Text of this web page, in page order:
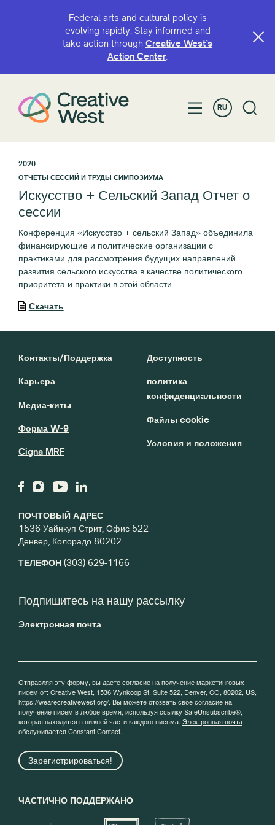
Federal arts and cultural policy is
evolving rapidly. Stay informed and
take action through Creative West’s
Action Center.
RU
2020
ОТЧЕТЫ СЕССИЙ И ТРУДЫ СИМПОЗИУМА
Искусство + Сельский Запад Отчет о
сессии
Конференция «Искусство + сельский Запад» объединила
финансирующие и политические организации с
практиками для рассмотрения будущих направлений
развития сельского искусства в качестве политического
приоритета и практики в этой области.
Скачать
ПОЧТОВЫЙ АДРЕС
1536 Уайнкуп Стрит, Офис 522
Денвер, Колорадо 80202
ТЕЛЕФОН (303) 629-1166
Контакты/Поддержка
Карьера
Медиа-киты
Форма W-9
Cigna MRF
Доступность
политика
конфиденциальности
Файлы cookie
Условия и положения
Подпишитесь на нашу рассылку
Электронная почта
Отправляя эту форму, вы даете согласие на получение маркетинговых
писем от: Creative West, 1536 Wynkoop St, Suite 522, Denver, CO, 80202, US,
https://wearecreativewest.org/. Вы можете отозвать свое согласие на
получение писем в любое время, используя ссылку SafeUnsubscribe®,
которая находится в нижней части каждого письма. Электронная почта
обслуживается Constant Contact.
Зарегистрироваться!
ЧАСТИЧНО ПОДДЕРЖАНО